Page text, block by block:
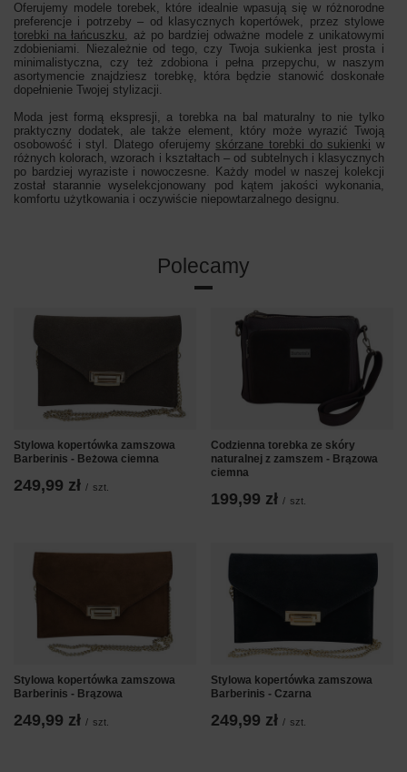
Oferujemy modele torebek, które idealnie wpasują się w różnorodne
preferencje i potrzeby – od klasycznych kopertówek, przez stylowe
torebki na łańcuszku, aż po bardziej odważne modele z unikatowymi
zdobieniami. Niezależnie od tego, czy Twoja sukienka jest prosta i
minimalistyczna, czy też zdobiona i pełna przepychu, w naszym
asortymencie znajdziesz torebkę, która będzie stanowić doskonałe
dopełnienie Twojej stylizacji.
Moda jest formą ekspresji, a torebka na bal maturalny to nie tylko
praktyczny dodatek, ale także element, który może wyrazić Twoją
osobowość i styl. Dlatego oferujemy skórzane torebki do sukienki w
różnych kolorach, wzorach i kształtach – od subtelnych i klasycznych
po bardziej wyraziste i nowoczesne. Każdy model w naszej kolekcji
został starannie wyselekcjonowany pod kątem jakości wykonania,
komfortu użytkowania i oczywiście niepowtarzalnego designu.
Polecamy
Stylowa kopertówka zamszowa
Barberinis - Beżowa ciemna
249,99 zł / szt.
Codzienna torebka ze skóry
naturalnej z zamszem - Brązowa
ciemna
199,99 zł / szt.
Stylowa kopertówka zamszowa
Barberinis - Brązowa
249,99 zł / szt.
Stylowa kopertówka zamszowa
Barberinis - Czarna
249,99 zł / szt.